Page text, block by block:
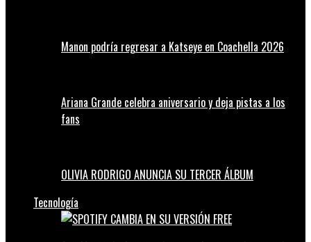
Manon podría regresar a Katseye en Coachella 2026
Ariana Grande celebra aniversario y deja pistas a los
fans
OLIVIA RODRIGO ANUNCIA SU TERCER ÁLBUM
Tecnología